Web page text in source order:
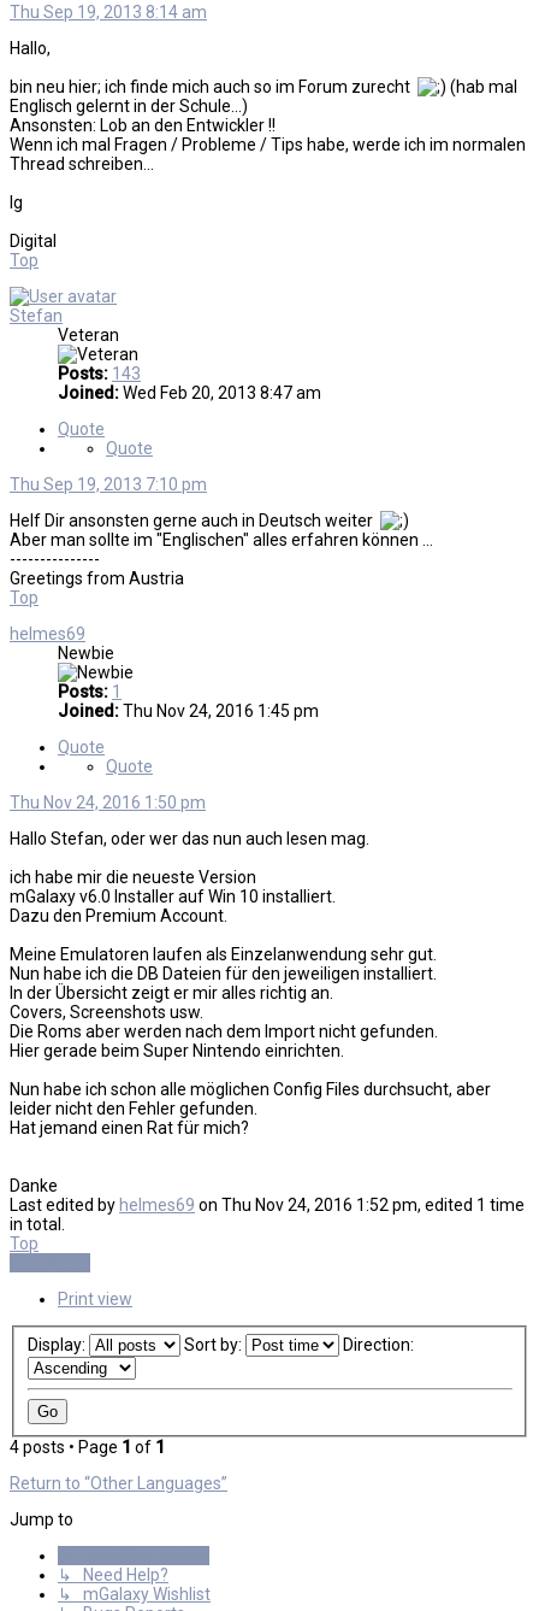
Thu Sep 19, 2013 8:14 am
Hallo,
bin neu hier; ich finde mich auch so im Forum zurecht
(hab mal
Englisch gelernt in der Schule...)
Ansonsten: Lob an den Entwickler !!
Wenn ich mal Fragen / Probleme / Tips habe, werde ich im normalen
Thread schreiben...
lg
Digital
Top
Stefan
Veteran
Posts: 143
Joined:Wed Feb 20, 2013 8:47 am
Quote
Quote
Thu Sep 19, 2013 7:10 pm
Helf Dir ansonsten gerne auch in Deutsch weiter
Aber man sollte im "Englischen" alles erfahren können ...
---------------
Greetings from Austria
Top
helmes69
Newbie
Posts: 1
Joined:Thu Nov 24, 2016 1:45 pm
Quote
Quote
Thu Nov 24, 2016 1:50 pm
Hallo Stefan, oder wer das nun auch lesen mag.
ich habe mir die neueste Version
mGalaxy v6.0 Installer auf Win 10 installiert.
Dazu den Premium Account.
Meine Emulatoren laufen als Einzelanwendung sehr gut.
Nun habe ich die DB Dateien für den jeweiligen installiert.
In der Übersicht zeigt er mir alles richtig an.
Covers, Screenshots usw.
Die Roms aber werden nach dem Import nicht gefunden.
Hier gerade beim Super Nintendo einrichten.
Nun habe ich schon alle möglichen Config Files durchsucht, aber
leider nicht den Fehler gefunden.
Hat jemand einen Rat für mich?
Danke
Last edited by helmes69 on Thu Nov 24, 2016 1:52 pm, edited 1 time
in total.
Top
Print view
Display: Sort by: Direction:
4 posts • Page 1 of 1
Return to “Other Languages”
Jump to
↳ Need Help?
↳ mGalaxy Wishlist